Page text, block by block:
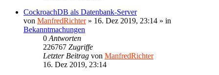
CockroachDB als Datenbank-Server
von ManfredRichter» 16. Dez 2019, 23:14 » in
Bekanntmachungen
0 Antworten
226767 Zugriffe
Letzter Beitrag von ManfredRichter
16. Dez 2019, 23:14